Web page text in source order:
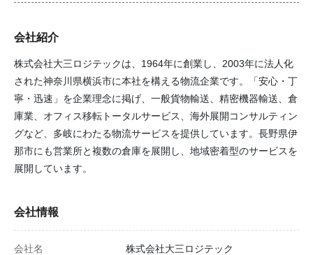
会社紹介
株式会社大三ロジテックは、1964年に創業し、2003年に法人化
された神奈川県横浜市に本社を構える物流企業です。「安心・丁
寧・迅速」を企業理念に掲げ、一般貨物輸送、精密機器輸送、倉
庫業、オフィス移転トータルサービス、海外展開コンサルティン
グなど、多岐にわたる物流サービスを提供しています。長野県伊
那市にも営業所と複数の倉庫を展開し、地域密着型のサービスを
展開しています。
会社情報
会社名 株式会社大三ロジテック